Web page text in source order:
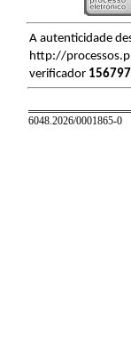
A autenticidade
http://
verificador
6048.2026/0001865-0